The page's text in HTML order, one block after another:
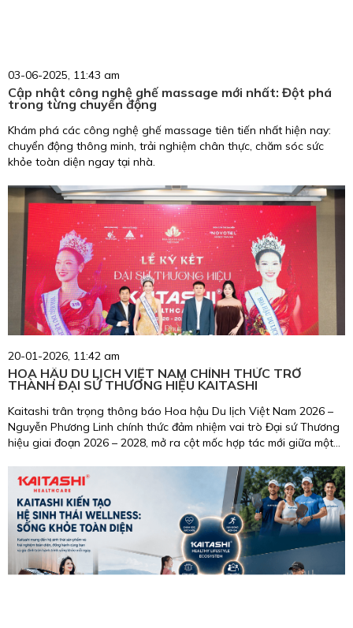
03-06-2025, 11:43 am
Cập nhật công nghệ ghế massage mới nhất: Đột phá
trong từng chuyển động
Khám phá các công nghệ ghế massage tiên tiến nhất hiện nay:
chuyển động thông minh, trải nghiệm chân thực, chăm sóc sức
khỏe toàn diện ngay tại nhà.
20-01-2026, 11:42 am
HOA HẬU DU LỊCH VIỆT NAM CHÍNH THỨC TRỞ
THÀNH ĐẠI SỨ THƯƠNG HIỆU KAITASHI
Kaitashi trân trọng thông báo Hoa hậu Du lịch Việt Nam 2026 –
Nguyễn Phương Linh chính thức đảm nhiệm vai trò Đại sứ Thương
hiệu giai đoạn 2026 – 2028, mở ra cột mốc hợp tác mới giữa một
thương hiệu chăm sóc sức khỏe uy tín tại Việt Nam.